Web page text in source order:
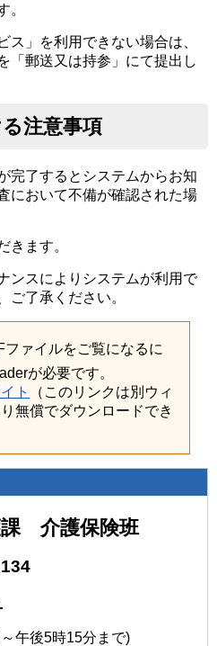
。
」を利用できない場合は、
「郵送又は持参」にて提出し
注意事項
了するとシステムからお知
において不備が確認された場
ます。
スによりシステムが利用で
ご了承ください。
ファイルをご覧になるに
が必要です。
ト
（このリンクは別ウィ
無償でダウンロードでき
介護保険班
午後5時15分まで)